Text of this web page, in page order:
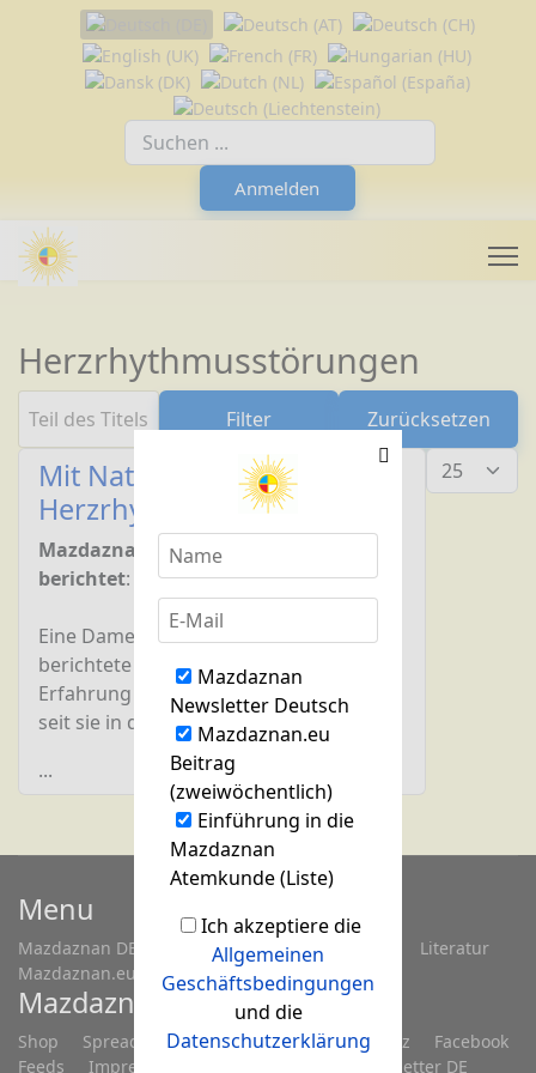
Mazdaznan
Newsletter Deutsch
Mazdaznan.eu
Beitrag
(zweiwöchentlich)
Einführung in die
Mazdaznan
Atemkunde (Liste)
Ich akzeptiere die
Allgemeinen
Geschäftsbedingungen
und die
Datenschutzerklärung
Sprache auswählen
Anmelden
Herzrhythmusstörungen
Teil des Titels eingeben
Filter
Zurücksetzen
Anzeige #
Mit Natron gegen
Herzrhythmusstörungen
Mazdaznan-Seminarleiterin B. P.
berichtet:
Eine Dame in den besten Jahren
berichtete mir ihre sehr erfreuliche
Erfahrung mit Natron. Die Dame hatte,
seit sie in den Wechseljahren
...
Menu
Mazdaznan DE Fragen... Treffen/Seminare
Literatur
Mazdaznan.eu
Mazdaznan.eu
Shop Spreadshop Anmelden Datenschutz
Facebook
Feeds
Impressum Newsletter DE